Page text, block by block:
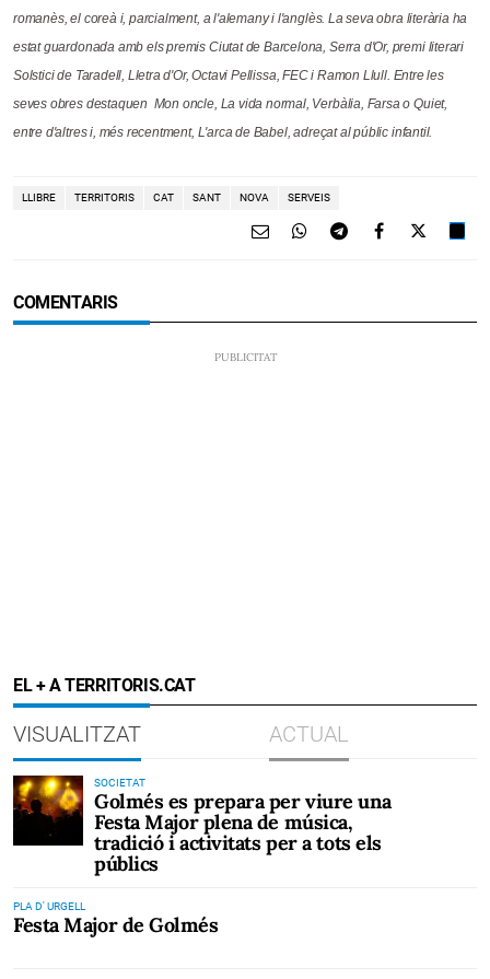
romanès, el coreà i, parcialment, a l'alemany i l'anglès. La seva obra literària ha
estat guardonada amb els premis Ciutat de Barcelona, Serra d'Or, premi literari
Solstici de Taradell, Lletra d'Or, Octavi Pellissa, FEC i Ramon Llull. Entre les
seves obres destaquen Mon oncle, La vida normal, Verbàlia, Farsa o Quiet,
entre d'altres i, més recentment, L'arca de Babel, adreçat al públic infantil.
LLIBRE TERRITORIS CAT SANT NOVA SERVEIS
COMENTARIS
EL + A TERRITORIS.CAT
VISUALITZAT ACTUAL
SOCIETAT
Golmés es prepara per viure una
Festa Major plena de música,
tradició i activitats per a tots els
públics
PLA D' URGELL
Festa Major de Golmés